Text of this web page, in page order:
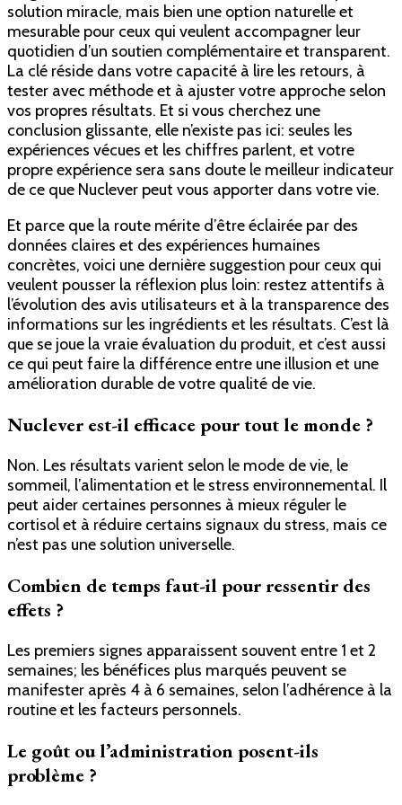
solution miracle, mais bien une option naturelle et
mesurable pour ceux qui veulent accompagner leur
quotidien d’un soutien complémentaire et transparent.
La clé réside dans votre capacité à lire les retours, à
tester avec méthode et à ajuster votre approche selon
vos propres résultats. Et si vous cherchez une
conclusion glissante, elle n’existe pas ici: seules les
expériences vécues et les chiffres parlent, et votre
propre expérience sera sans doute le meilleur indicateur
de ce que Nuclever peut vous apporter dans votre vie.
Et parce que la route mérite d’être éclairée par des
données claires et des expériences humaines
concrètes, voici une dernière suggestion pour ceux qui
veulent pousser la réflexion plus loin: restez attentifs à
l’évolution des avis utilisateurs et à la transparence des
informations sur les ingrédients et les résultats. C’est là
que se joue la vraie évaluation du produit, et c’est aussi
ce qui peut faire la différence entre une illusion et une
amélioration durable de votre qualité de vie.
Nuclever est-il efficace pour tout le monde ?
Non. Les résultats varient selon le mode de vie, le
sommeil, l’alimentation et le stress environnemental. Il
peut aider certaines personnes à mieux réguler le
cortisol et à réduire certains signaux du stress, mais ce
n’est pas une solution universelle.
Combien de temps faut-il pour ressentir des
effets ?
Les premiers signes apparaissent souvent entre 1 et 2
semaines; les bénéfices plus marqués peuvent se
manifester après 4 à 6 semaines, selon l’adhérence à la
routine et les facteurs personnels.
Le goût ou l’administration posent-ils
problème ?